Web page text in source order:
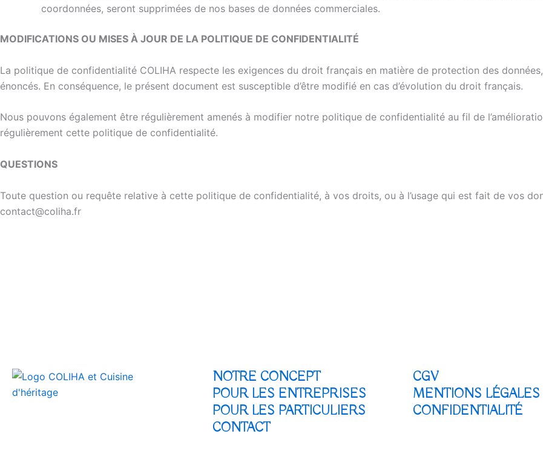
coordonnées, seront supprimées de nos bases de données commerciales.
MODIFICATIONS OU MISES À JOUR DE LA POLITIQUE DE CONFIDENTIALITÉ
La politique de confidentialité COLIHA respecte les exigences du droit français en matière de protection des
énoncés. En conséquence, le présent document est susceptible d’être modifié en cas d’évolution du droit français.
Nous pouvons également être régulièrement amenés à modifier notre politique de confidentialité au fil de
régulièrement cette politique de confidentialité.
QUESTIONS
Toute question ou requête relative à cette politique de confidentialité, à vos droits, ou à l’usage qui est fait de vos
contact@coliha.fr
NOTRE CONCEPT
POUR LES ENTREPRISES
POUR LES PARTICULIERS
CONTACT
CGV
MENTIONS LÉGALES
CONFIDENTIALITÉ